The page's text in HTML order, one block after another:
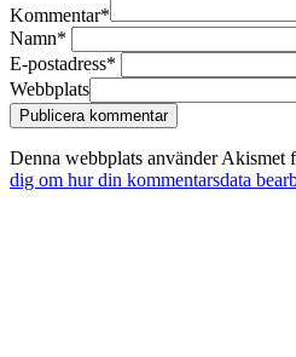
Kommentar*
Namn*
E-postadress*
Webbplats
Denna webbplats använder Akismet
dig om hur din kommentarsdata